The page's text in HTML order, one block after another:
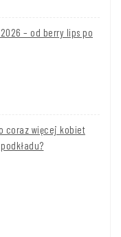
– od berry lips po
coraz więcej kobiet